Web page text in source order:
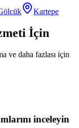
Kartepe
İçin
ve daha fazlası için
inceleyin